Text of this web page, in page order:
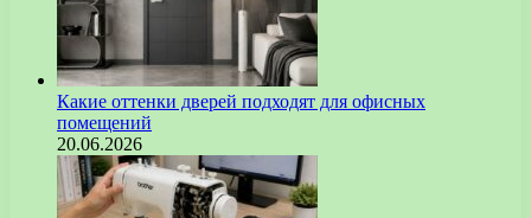
Какие оттенки дверей подходят для офисных
помещений
20.06.2026